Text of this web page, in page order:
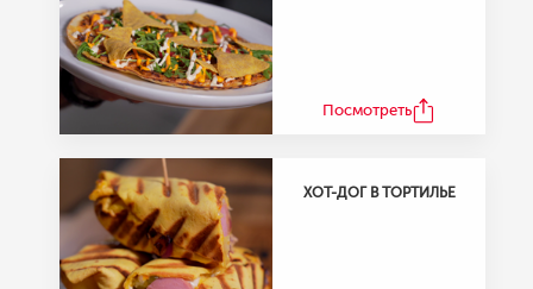
Посмотреть Коллекцию Рецептов
Посмотреть
ХОТ-ДОГ В ТОРТИЛЬЕ